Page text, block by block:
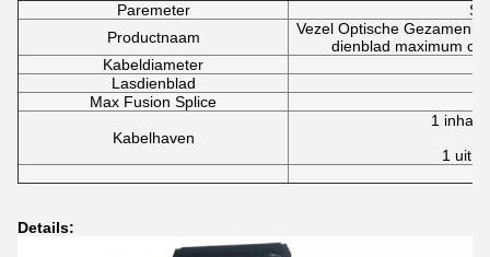
Paremeter
Productnaam
Vezel Optische
dienblad maximum
Kabeldiameter
Lasdienblad
Max Fusion Splice
Kabelhaven
1
1 uit
Details: